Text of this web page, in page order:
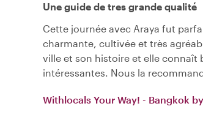
Une guide de tres grande qualité
Cette journée avec Araya fut
charmante, cultivée et très
ville et son histoire et elle connaît
intéressantes. Nous la
Withlocals Your Way! - Bangkok